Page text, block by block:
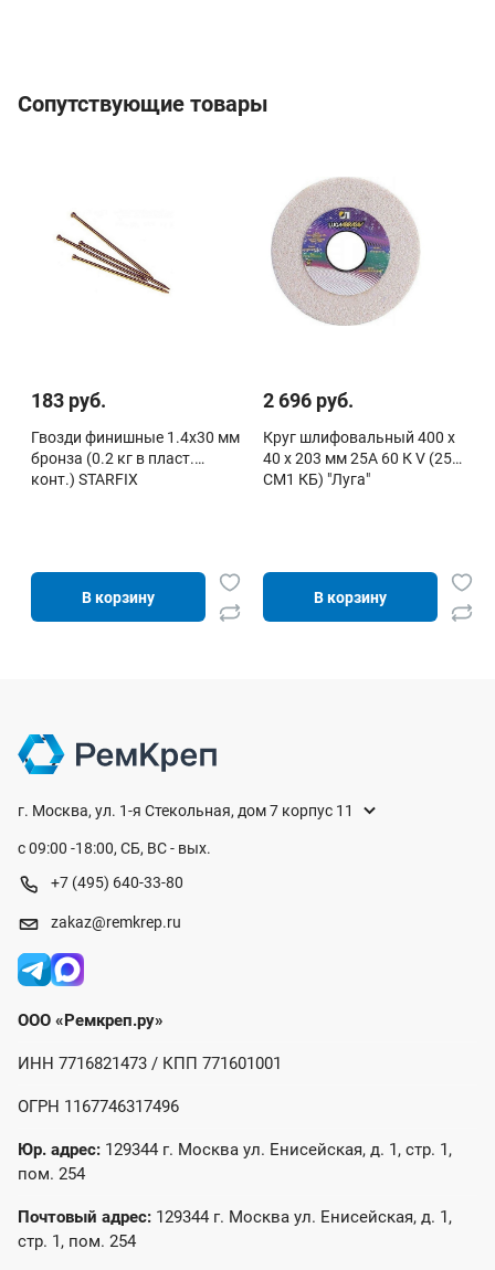
Сопутствующие товары
183 руб.
Гвозди финишные 1.4х30 мм
бронза (0.2 кг в пласт.
конт.) STARFIX
В корзину
2 696 руб.
Круг шлифовальный 400 х
40 х 203 мм 25А 60 К V (25
СМ1 КБ) "Луга"
В корзину
г. Москва, ул. 1-я Стекольная, дом 7 корпус 11
с 09:00 -18:00, СБ, ВС - вых.
+7 (495) 640-33-80
zakaz@remkrep.ru
ООО «Ремкреп.ру»
ИНН 7716821473 / КПП 771601001
ОГРН 1167746317496
Юр. адрес: 129344 г. Москва ул. Енисейская, д. 1, стр. 1,
пом. 254
Почтовый адрес: 129344 г. Москва ул. Енисейская, д. 1,
стр. 1, пом. 254